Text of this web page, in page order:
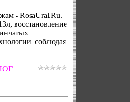
- RosaUral.Ru.
восстановление
соблюдая